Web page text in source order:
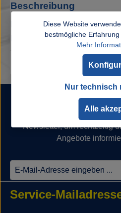
Beschreibung
Klassischer
Fanschal Design.Maße:
Abonnieren Sie jetzt unseren
Newsletter, um rechtzeitig
Angebote
Service-
Diese Website
bestmögliche Erfahrung
Mehr
Nur technisch
Alle